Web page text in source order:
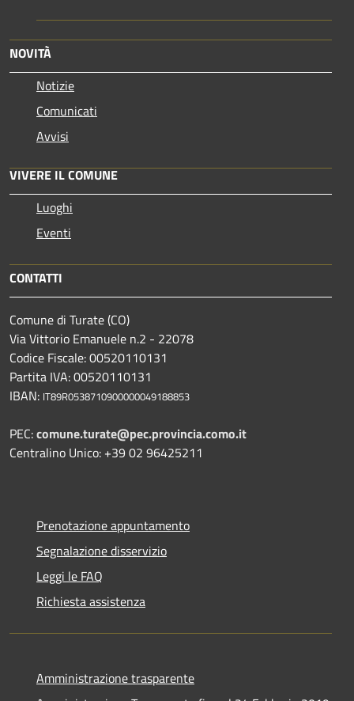
NOVITÀ
Notizie
Comunicati
Avvisi
VIVERE IL COMUNE
Luoghi
Eventi
CONTATTI
Comune di Turate (CO)
Via Vittorio Emanuele n.2 - 22078
Codice Fiscale: 00520110131
Partita IVA: 00520110131
IBAN: IT89R0538710900000049188853
PEC:comune.turate@pec.provincia.como.it
Centralino Unico: +39 02 96425211
Prenotazione appuntamento
Segnalazione disservizio
Leggi le FAQ
Richiesta assistenza
Amministrazione trasparente